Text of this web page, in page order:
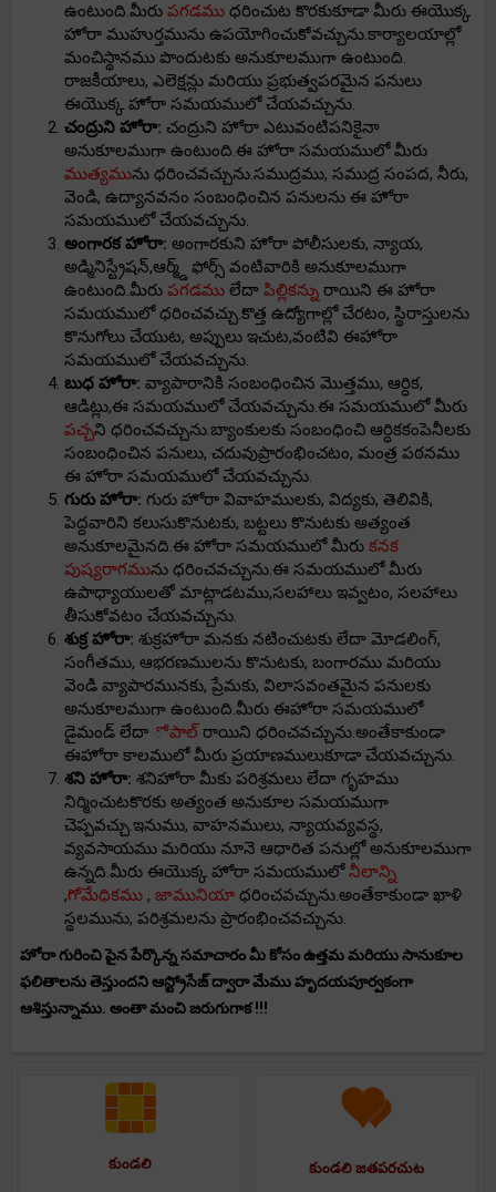
ఉంటుంది.మీరు పగడము ధరించుట కొరకుకూడా మీరు ఈయొక్క
హోరా ముహుర్తమును ఉపయోగించుకోవచ్చును.కార్యాలయాల్లో
మంచిస్థానము పొందుటకు అనుకూలముగా ఉంటుంది.
రాజకీయాలు, ఎలెక్షన్లు మరియు ప్రభుత్వపరమైన పనులు
ఈయొక్క హోరా సమయములో చేయవచ్చును.
చంద్రుని హోరా: చంద్రుని హోరా ఎటువంటిపనికైనా
అనుకూలముగా ఉంటుంది.ఈ హోరా సమయములో మీరు
ముత్యమును ధరించవచ్చును.సముద్రము, సముద్ర సంపద, నీరు,
వెండి, ఉద్యానవనం సంబంధించిన పనులను ఈ హోరా
సమయములో చేయవచ్చును.
అంగారక హోరా: అంగారకుని హోరా పోలీసులకు, న్యాయ,
అడ్మినిస్ట్రేషన్,ఆర్మ్డ్ ఫోర్స్ వంటివారికి అనుకూలముగా
ఉంటుంది.మీరు పగడము లేదా పిల్లికన్ను రాయిని ఈ హోరా
సమయములో ధరించవచ్చు.కొత్త ఉద్యోగాల్లో చేరటం, స్థిరాస్తులను
కొనుగోలు చేయుట, అప్పులు ఇచుట,వంటివి ఈహోరా
సమయములో చేయవచ్చును.
బుధ హోరా: వ్యాపారానికి సంబంధించిన మొత్తము, ఆర్ధిక,
ఆడిట్లు,ఈ సమయములో చేయవచ్చును.ఈ సమయములో మీరు
పచ్చని ధరించవచ్చును.బ్యాంకులకు సంబంధించి ఆర్ధికకంపెనీలకు
సంబంధించిన పనులు, చదువుప్రారంభించటం, మంత్ర పఠనము
ఈ హోరా సమయములో చేయవచ్చును.
గురు హోరా: గురు హోరా వివాహములకు, విద్యకు, తెలివికి,
పెద్దవారిని కలుసుకొనుటకు, బట్టలు కొనుటకు అత్యంత
అనుకూలమైనది.ఈ హోరా సమయములో మీరు కనక
పుష్యరాగమును ధరించవచ్చును.ఈ సమయములో మీరు
ఉపాధ్యాయులతో మాట్లాడటము,సలహాలు ఇవ్వటం, సలహాలు
తీసుకోవటం చేయవచ్చును.
శుక్ర హోరా: శుక్రహోరా మనకు నటించుటకు లేదా మోడలింగ్,
సంగీతము, ఆభరణములను కొనుటకు, బంగారము మరియు
వెండి వ్యాపారమునకు, ప్రేమకు, విలాసవంతమైన పనులకు
అనుకూలముగా ఉంటుంది.మీరు ఈహోరా సమయములో
డైమండ్ లేదా ోపాల్ రాయిని ధరించవచ్చును.అంతేకాకుండా
ఈహోరా కాలములో మీరు ప్రయాణములుకూడా చేయవచ్చును.
శని హోరా: శనిహోరా మీకు పరిశ్రమలు లేదా గృహము
నిర్మించుటకొరకు అత్యంత అనుకూల సమయముగా
చెప్పవచ్చు.ఇనుము, వాహనములు, న్యాయవ్యవస్థ,
వ్యవసాయము మరియు నూనె ఆధారిత పనుల్లో అనుకూలముగా
ఉన్నది.మీరు ఈయొక్క హోరా సమయములోనీలాన్ని
,గోమేధికము , జామునియా ధరించవచ్చును.అంతేకాకుండా ఖాళి
స్థలమును, పరిశ్రమలను ప్రారంభించవచ్చును.
హోరా గురించి పైన పేర్కొన్న సమాచారం మీ కోసం ఉత్తమ మరియు సానుకూల
ఫలితాలను తెస్తుందని ఆస్ట్రోసేజ్ ద్వారా మేము హృదయపూర్వకంగా
ఆశిస్తున్నాము. అంతా మంచి జరుగుగాక !!!
కుండలి కుండలి జతపరచుట